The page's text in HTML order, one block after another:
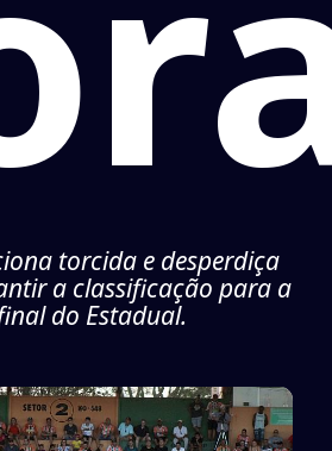
torcida e desperdiça
a classificação para a
do Estadual.